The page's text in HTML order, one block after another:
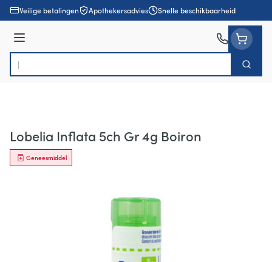
Ga naar de inhoud
Veilige betalingen Apothekersadvies Snelle beschikbaarheid
Menu
Product, merk, categorie...
Zoek
Lobelia Inflata 5ch Gr 4g Boiron
Geneesmiddel